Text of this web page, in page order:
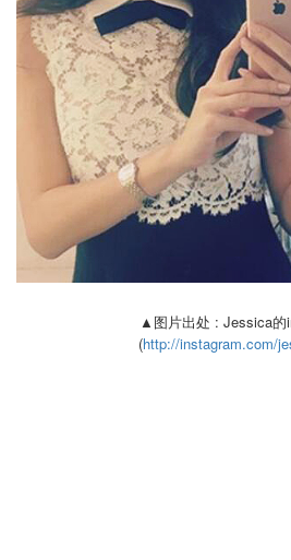
▲图片出处 : Jessica的
(http://instagram.com/